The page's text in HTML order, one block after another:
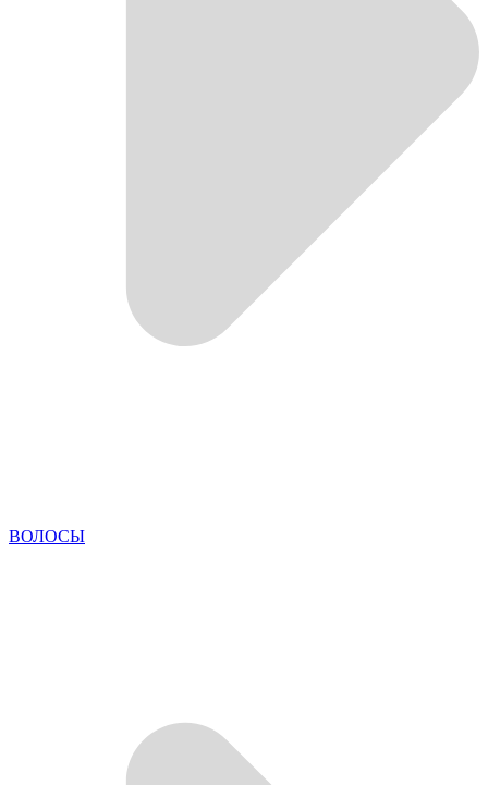
ВОЛОСЫ